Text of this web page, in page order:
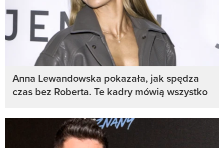
Anna Lewandowska pokazała, jak spędza
czas bez Roberta. Te kadry mówią wszystko